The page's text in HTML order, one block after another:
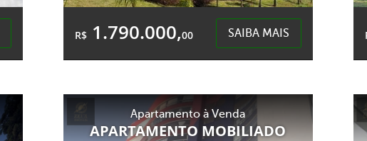
R$1.790.000,00 SAIBA MAIS
Área Total:
1.000,00m²
Área Privativa:
258,88m²
Apartamento à Venda
APARTAMENTO MOBILIADO